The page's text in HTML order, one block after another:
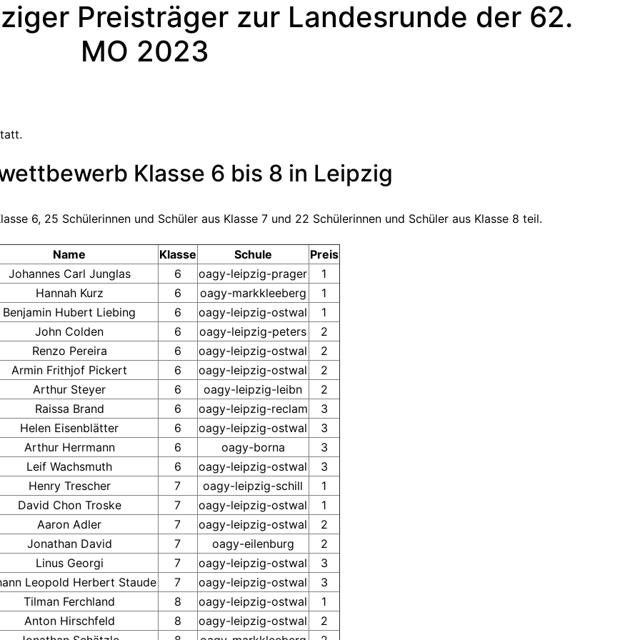
Preisträger zur Landesrunde der 62.
MO 2023
Klasse 6 bis 8 in Leipzig
6, 25 Schülerinnen und Schüler aus Klasse 7 und 22 Schülerinnen und Schüler aus Klasse 8 teil.
Name Klasse Schule
Preis
Johannes Carl Junglas
6 oagy-leipzig-prager
1
Hannah Kurz
6 oagy-markkleeberg
1
Benjamin Hubert Liebing
6 oagy-leipzig-ostwal
1
John Colden
6 oagy-leipzig-peters
2
Renzo Pereira
6 oagy-leipzig-ostwal
2
Armin Frithjof Pickert
6 oagy-leipzig-ostwal
2
Arthur Steyer
6 oagy-leipzig-leibn
2
Raissa Brand
6 oagy-leipzig-reclam
3
Helen Eisenblätter
6 oagy-leipzig-ostwal
3
Arthur Herrmann
6 oagy-borna
3
Leif Wachsmuth
6 oagy-leipzig-ostwal
3
Henry Trescher
7 oagy-leipzig-schill
1
David Chon Troske
7 oagy-leipzig-ostwal
1
Aaron Adler
7 oagy-leipzig-ostwal
2
Jonathan David
7 oagy-eilenburg
2
Linus Georgi
7 oagy-leipzig-ostwal
3
Leopold Herbert Staude
7 oagy-leipzig-ostwal
3
Tilman Ferchland
8 oagy-leipzig-ostwal
1
Anton Hirschfeld
8 oagy-leipzig-ostwal
2